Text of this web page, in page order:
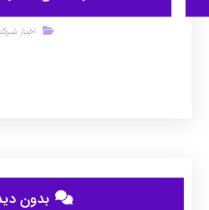
اخبار
بدون